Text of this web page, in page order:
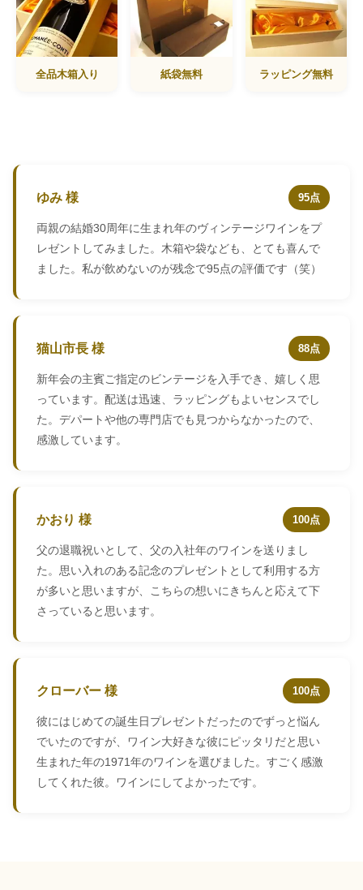
全品木箱入り 紙袋無料 ラッピング無料
ゆみ 様 95点
両親の結婚30周年に生まれ年のヴィンテージワインをプ
レゼントしてみました。木箱や袋なども、とても喜んで
ました。私が飲めないのが残念で95点の評価です（笑）
猫山市長 様 88点
新年会の主賓ご指定のビンテージを入手でき、嬉しく思
っています。配送は迅速、ラッピングもよいセンスでし
た。デパートや他の専門店でも見つからなかったので、
感激しています。
かおり 様 100点
父の退職祝いとして、父の入社年のワインを送りまし
た。思い入れのある記念のプレゼントとして利用する方
が多いと思いますが、こちらの想いにきちんと応えて下
さっていると思います。
クローバー 様 100点
彼にはじめての誕生日プレゼントだったのでずっと悩ん
でいたのですが、ワイン大好きな彼にピッタリだと思い
生まれた年の1971年のワインを選びました。すごく感激
してくれた彼。ワインにしてよかったです。